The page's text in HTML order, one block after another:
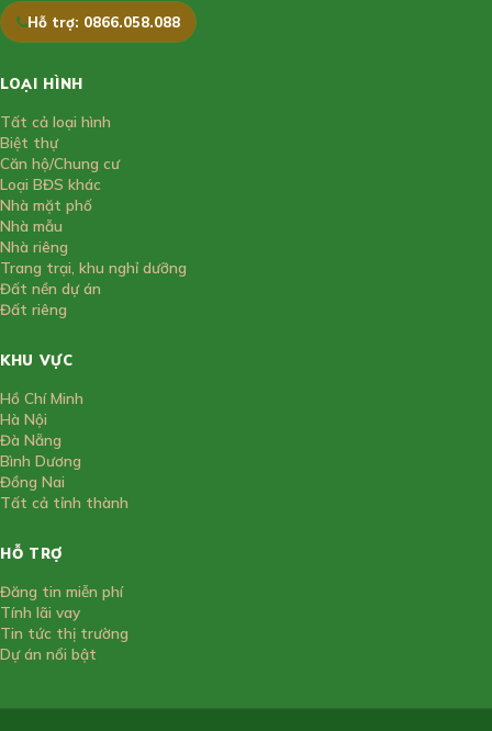
Hỗ trợ: 0866.058.088
LOẠI HÌNH
Tất cả loại hình
Biệt thự
Căn hộ/Chung cư
Loại BĐS khác
Nhà mặt phố
Nhà mẫu
Nhà riêng
Trang trại, khu nghỉ dưỡng
Đất nền dự án
Đất riêng
KHU VỰC
Hồ Chí Minh
Hà Nội
Đà Nẵng
Bình Dương
Đồng Nai
Tất cả tỉnh thành
HỖ TRỢ
Đăng tin miễn phí
Tính lãi vay
Tin tức thị trường
Dự án nổi bật